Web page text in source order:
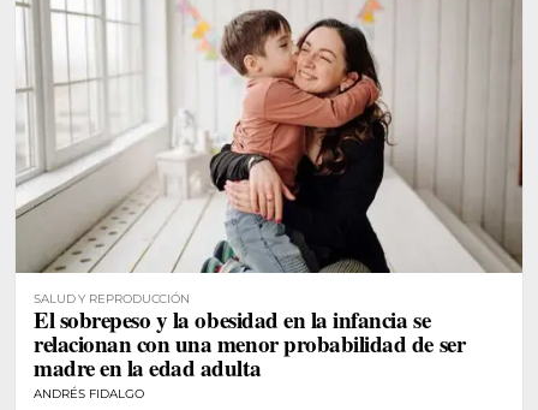
SALUD Y REPRODUCCIÓN
El sobrepeso y la obesidad en la infancia se
relacionan con una menor probabilidad de ser
madre en la edad adulta
ANDRÉS FIDALGO